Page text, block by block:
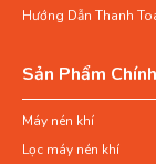
Hướng Dẫn Thanh
Sản Phẩm Chính
Máy nén khí
Lọc máy nén khí